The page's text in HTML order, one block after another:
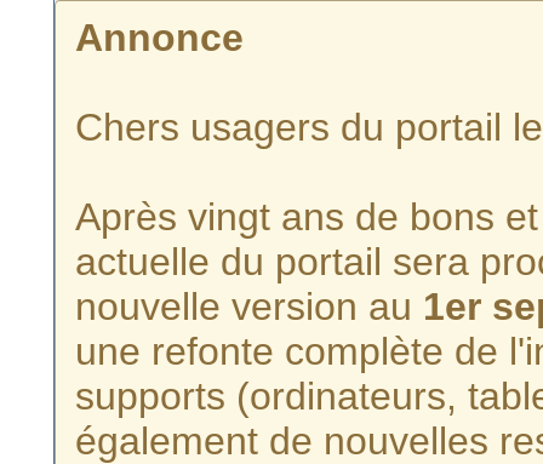
Annonce
Chers usagers du portail
Après vingt ans de bons
actuelle du portail sera
nouvelle version au 1er
une refonte complète de
supports (ordinateurs,
également de nouvelles